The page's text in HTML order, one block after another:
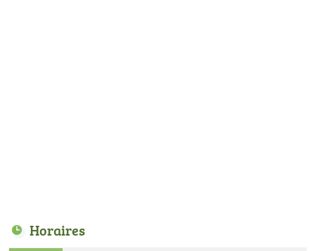
Horaires